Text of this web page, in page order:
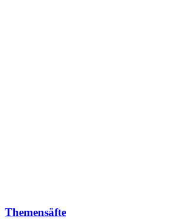
Themensäfte